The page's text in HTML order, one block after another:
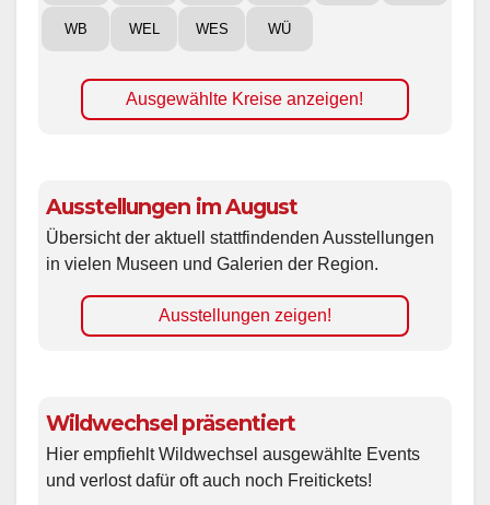
WB WEL WES WÜ
Ausgewählte Kreise anzeigen!
Ausstellungen im August
Übersicht der aktuell stattfindenden Ausstellungen
in vielen Museen und Galerien der Region.
Ausstellungen zeigen!
Wildwechsel präsentiert
Hier empfiehlt Wildwechsel ausgewählte Events
und verlost dafür oft auch noch Freitickets!